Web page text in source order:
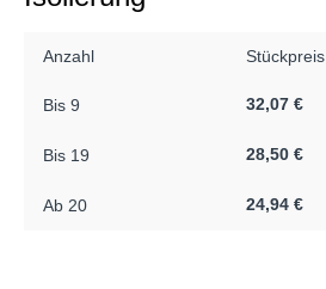
Anzahl Stückpreis
Bis 9 32,07 €
Bis 19 28,50 €
Ab 20 24,94 €